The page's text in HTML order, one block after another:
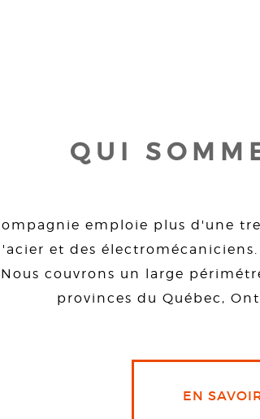
QUI
emploie plus d'une
et des
couvrons un large
provinces du Québec,
EN